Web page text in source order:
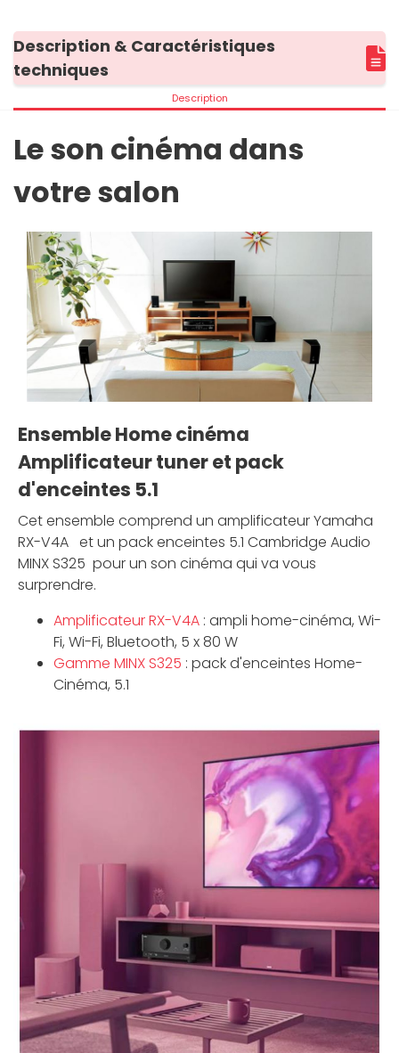
Description & Caractéristiques
techniques
Description
Le son cinéma dans
votre salon
Ensemble Home cinéma
Amplificateur tuner et pack
d'enceintes 5.1
Cet ensemble comprend un amplificateur Yamaha
RX-V4A et un pack enceintes 5.1 Cambridge Audio
MINX S325 pour un son cinéma qui va vous
surprendre.
Amplificateur RX-V4A : ampli home-cinéma, Wi-
Fi, Wi-Fi, Bluetooth, 5 x 80 W
Gamme MINX S325 : pack d'enceintes Home-
Cinéma, 5.1